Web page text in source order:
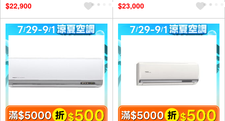
及使用6期以上分期0利率,需付
基本安裝運費)
滿額折$500
$22,900
及使用6期以上分期0利率,需付
基本安裝運費)
滿額折$500
$23,000